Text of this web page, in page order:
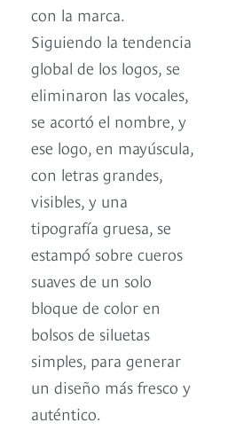
con la marca.
Siguiendo la tendencia
global de los logos, se
eliminaron las vocales,
se acortó el nombre, y
ese logo, en mayúscula,
con letras grandes,
visibles, y una
tipografía gruesa, se
estampó sobre cueros
suaves de un solo
bloque de color en
bolsos de siluetas
simples, para generar
un diseño más fresco y
auténtico.